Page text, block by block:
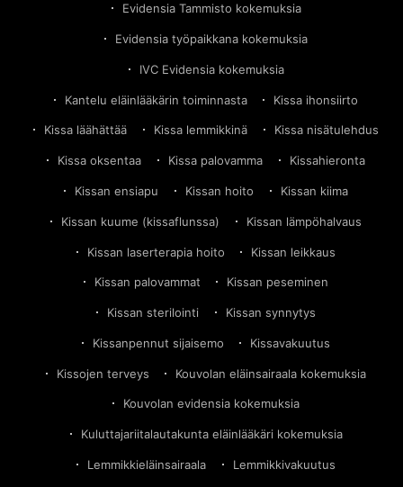
Evidensia Tammisto kokemuksia
Evidensia työpaikkana kokemuksia
IVC Evidensia kokemuksia
Kantelu eläinlääkärin toiminnasta Kissa ihonsiirto
Kissa läähättää Kissa lemmikkinä Kissa nisätulehdus
Kissa oksentaa Kissa palovamma Kissahieronta
Kissan ensiapu Kissan hoito Kissan kiima
Kissan kuume (kissaflunssa) Kissan lämpöhalvaus
Kissan laserterapia hoito Kissan leikkaus
Kissan palovammat Kissan peseminen
Kissan sterilointi Kissan synnytys
Kissanpennut sijaisemo Kissavakuutus
Kissojen terveys Kouvolan eläinsairaala kokemuksia
Kouvolan evidensia kokemuksia
Kuluttajariitalautakunta eläinlääkäri kokemuksia
Lemmikkieläinsairaala Lemmikkivakuutus